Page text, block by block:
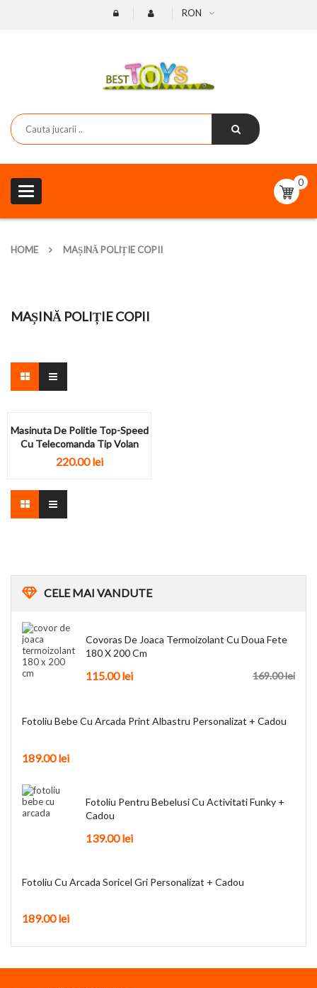
RON
Toggle
navigation
0
HOME MAȘINĂ POLIȚIE COPII
CELEMAI VANDUTE
Covoras De Joaca Termoizolant Cu Doua Fete
180 X 200 Cm
169.00lei
115.00lei
Fotoliu Bebe Cu Arcada Print Albastru Personalizat + Cadou
189.00lei
Fotoliu Pentru Bebelusi Cu Activitati Funky +
Cadou
139.00lei
Fotoliu Cu Arcada Soricel Gri Personalizat + Cadou
189.00lei
MAȘINĂ POLIȚIE COPII
Masinuta De Politie Top-Speed
Cu Telecomanda Tip Volan
220.00lei